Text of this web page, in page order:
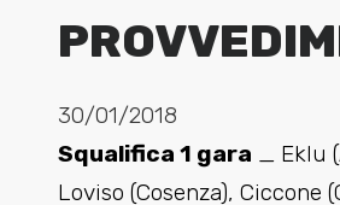
30/01/2018
Squalifica 1 gara _ Eklu
Loviso (Cosenza), Ciccone